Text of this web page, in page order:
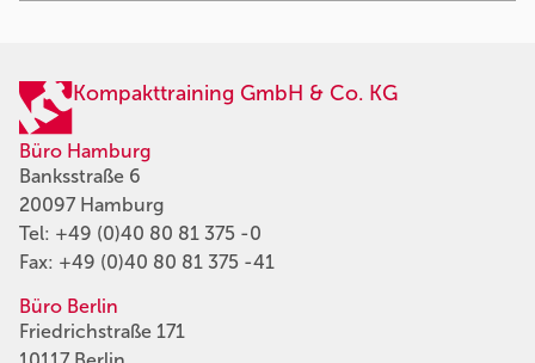
Kompakttraining GmbH & Co. KG
Büro Hamburg
Banksstraße 6
20097 Hamburg
Tel: +49 (0)40 80 81 375 -0
Fax: +49 (0)40 80 81 375 -41
Büro Berlin
Friedrichstraße 171